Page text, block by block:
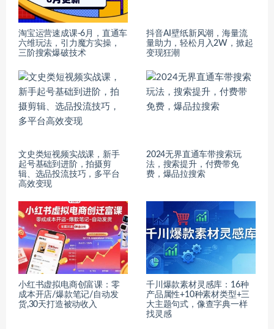
淘宝运营速成课-6月，直通车
六维玩法，引力魔方实操，
三阶搜索爆破技术
抖音AI壁纸新风潮，海量流
量助力，轻松月入2W，掀起
变现狂潮
文史类短视频实战课，新手
起号基础到进阶，拍摄剪
辑、选品投流技巧，多平台
高效变现
2024无界直通车带搜索玩
法，搜索提升，付费带免
费，爆品拉搜索
小红书虚拟电商创富课：零
成本开店/爆款笔记/自动发
货,30天打造被动收入
千川爆款素材灵感库：16种
产品属性+10种素材类型+三
大主题句式，像查字典一样
找灵感